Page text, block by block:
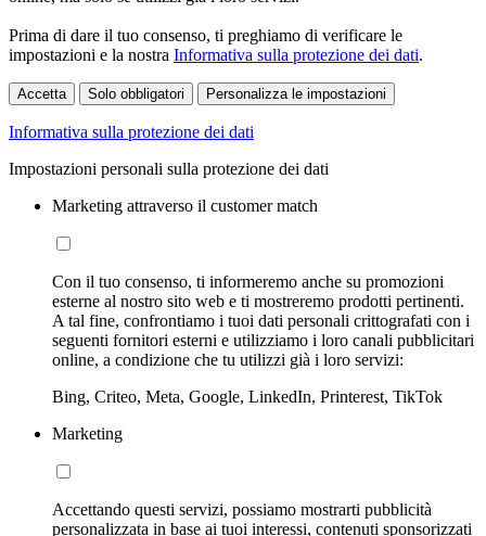
Prima di dare il tuo consenso, ti preghiamo di verificare le
impostazioni e la nostra Informativa sulla protezione dei dati.
Accetta Solo obbligatori Personalizza le impostazioni
Informativa sulla protezione dei dati
Impostazioni personali sulla protezione dei dati
Marketing attraverso il customer match
Con il tuo consenso, ti informeremo anche su promozioni
esterne al nostro sito web e ti mostreremo prodotti pertinenti.
A tal fine, confrontiamo i tuoi dati personali crittografati con i
seguenti fornitori esterni e utilizziamo i loro canali pubblicitari
online, a condizione che tu utilizzi già i loro servizi:
Bing, Criteo, Meta, Google, LinkedIn, Printerest, TikTok
Marketing
Accettando questi servizi, possiamo mostrarti pubblicità
personalizzata in base ai tuoi interessi, contenuti sponsorizzati